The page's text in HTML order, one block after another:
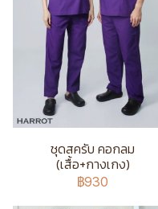
ชุดสครับ คอกลม
(เสื้อ+กางเกง)
฿930